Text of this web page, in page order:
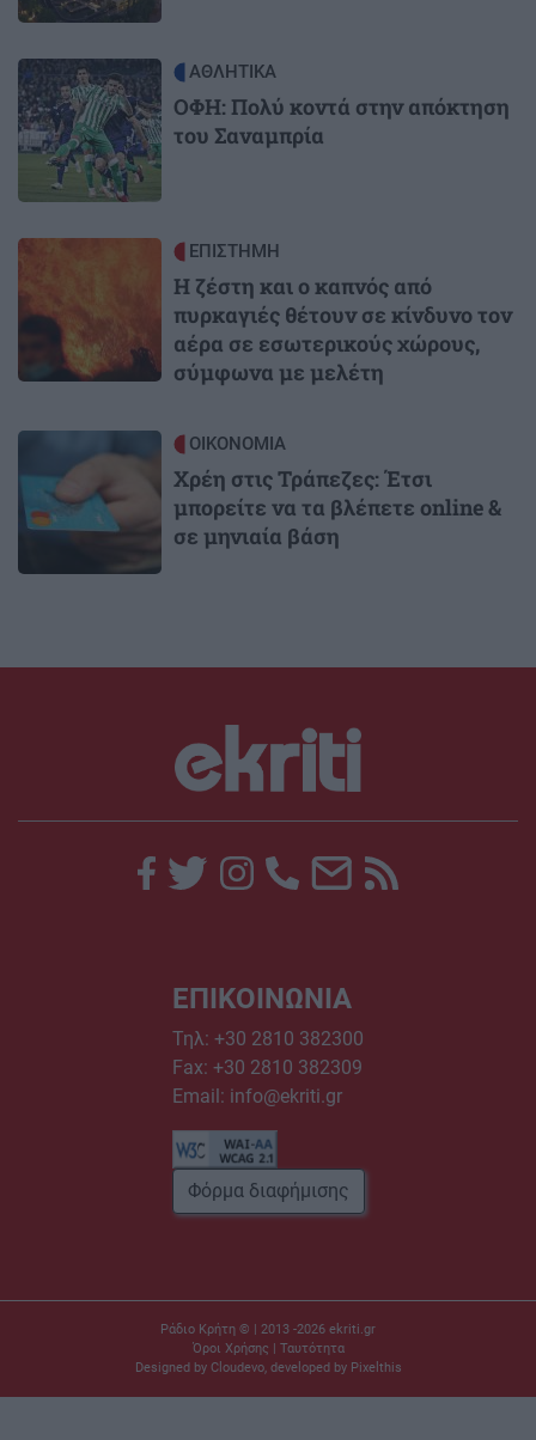
Image ΑΘΛΗΤΙΚΑ
ΟΦΗ: Πολύ κοντά στην απόκτηση
του Σαναμπρία
ΕΠΙΣΤΗΜΗ
Η ζέστη και ο καπνός από
πυρκαγιές θέτουν σε κίνδυνο τον
αέρα σε εσωτερικούς χώρους,
σύμφωνα με μελέτη
ΟΙΚΟΝΟΜΙΑ
Χρέη στις Τράπεζες: Έτσι
μπορείτε να τα βλέπετε online &
σε μηνιαία βάση
ΕΠΙΚΟΙΝΩΝΙΑ
Τηλ: +30 2810 382300
Fax: +30 2810 382309
Email: info@ekriti.gr
Φόρμα διαφήμισης
Ράδιο Κρήτη © | 2013 -2026 ekriti.gr
Όροι Χρήσης | Ταυτότητα
Designed by Cloudevo, developed by Pixelthis